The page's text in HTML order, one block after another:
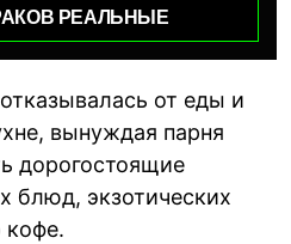
РЕАЛЬНЫЕ
от еды и
вынуждая парня
дорогостоящие
блюд, экзотических
кофе.